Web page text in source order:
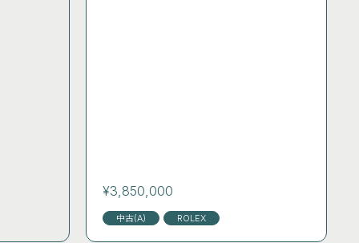
¥3,850,000
中古(A) ROLEX